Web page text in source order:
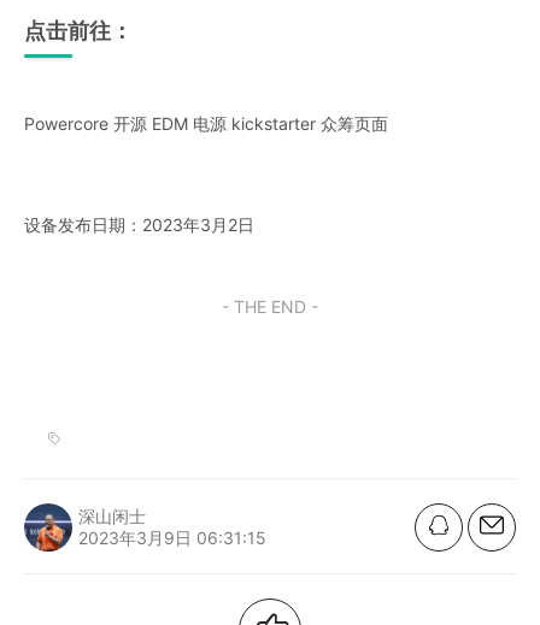
点击前往：
Powercore 开源 EDM 电源 kickstarter 众筹页面
设备发布日期：2023年3月2日
- THE END -
深山闲士
2023年3月9日 06:31:15